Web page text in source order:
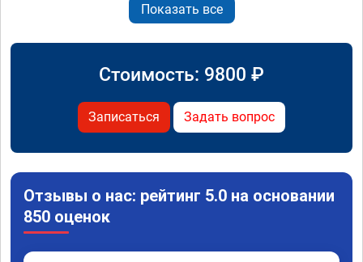
Показать все
Стоимость: 9800 ₽
Записаться Задать вопрос
Отзывы о нас: рейтинг 5.0 на основании
850 оценок